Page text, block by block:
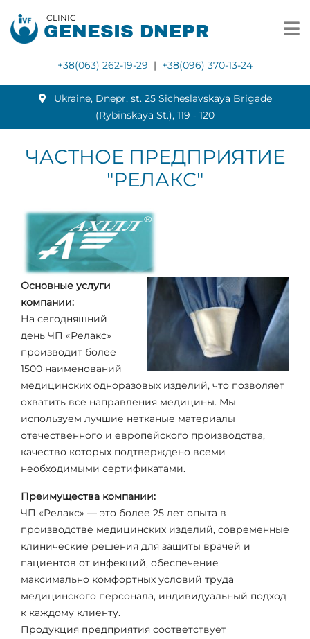
CLINIC
GENESIS DNEPR
+38(063) 262-19-29 | +38(096) 370-13-24
Ukraine, Dnepr, st. 25 Sicheslavskaya Brigade
(Rybinskaya St.), 119 ‑ 120
ЧАСТНОЕ ПРЕДПРИЯТИЕ
"РЕЛАКС"
Основные услуги
компании:
На сегодняшний
день ЧП «Релакс»
производит более
1500 наименований
медицинских одноразовых изделий, что позволяет
охватить все направления медицины. Мы
используем лучшие нетканые материалы
отечественного и европейского производства,
качество которых подтверждено всеми
необходимыми сертификатами.
Преимущества компании:
ЧП «Релакс» — это более 25 лет опыта в
производстве медицинских изделий, современные
клинические решения для защиты врачей и
пациентов от инфекций, обеспечение
максимально комфортных условий труда
медицинского персонала, индивидуальный подход
к каждому клиенту.
Продукция предприятия соответствует